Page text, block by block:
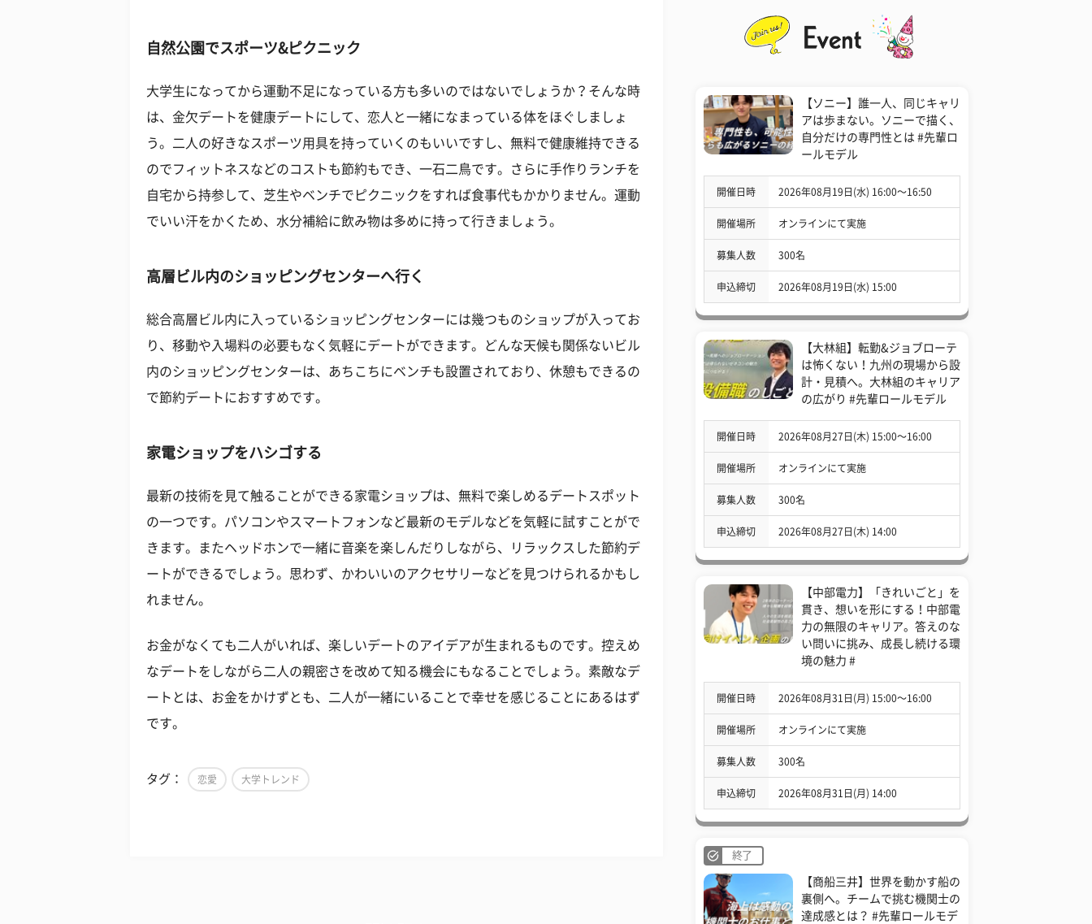
自然公園でスポーツ&ピクニック
大学生になってから運動不足になっている方も多いのではないでしょうか？そんな時
は、金欠デートを健康デートにして、恋人と一緒になまっている体をほぐしましょ
う。二人の好きなスポーツ用具を持っていくのもいいですし、無料で健康維持できる
のでフィットネスなどのコストも節約もでき、一石二鳥です。さらに手作りランチを
自宅から持参して、芝生やベンチでピクニックをすれば食事代もかかりません。運動
でいい汗をかくため、水分補給に飲み物は多めに持って行きましょう。
高層ビル内のショッピングセンターへ行く
総合高層ビル内に入っているショッピングセンターには幾つものショップが入ってお
り、移動や入場料の必要もなく気軽にデートができます。どんな天候も関係ないビル
内のショッピングセンターは、あちこちにベンチも設置されており、休憩もできるの
で節約デートにおすすめです。
家電ショップをハシゴする
最新の技術を見て触ることができる家電ショップは、無料で楽しめるデートスポット
の一つです。パソコンやスマートフォンなど最新のモデルなどを気軽に試すことがで
きます。またヘッドホンで一緒に音楽を楽しんだりしながら、リラックスした節約デ
ートができるでしょう。思わず、かわいいのアクセサリーなどを見つけられるかもし
れません。
お金がなくても二人がいれば、楽しいデートのアイデアが生まれるものです。控えめ
なデートをしながら二人の親密さを改めて知る機会にもなることでしょう。素敵なデ
ートとは、お金をかけずとも、二人が一緒にいることで幸せを感じることにあるはず
です。
タグ： 恋愛 大学トレンド
【ソニー】誰一人、同じキャリ
アは歩まない。ソニーで描く、
自分だけの専門性とは #先輩ロ
ールモデル
開催日時 2026年08月19日(水) 16:00〜16:50
開催場所 オンラインにて実施
募集人数 300名
申込締切 2026年08月19日(水) 15:00
【大林組】転勤&ジョブローテ
は怖くない！九州の現場から設
計・見積へ。大林組のキャリア
の広がり #先輩ロールモデル
開催日時 2026年08月27日(木) 15:00〜16:00
開催場所 オンラインにて実施
募集人数 300名
申込締切 2026年08月27日(木) 14:00
【中部電力】「きれいごと」を
貫き、想いを形にする！中部電
力の無限のキャリア。答えのな
い問いに挑み、成長し続ける環
境の魅力 #
開催日時 2026年08月31日(月) 15:00〜16:00
開催場所 オンラインにて実施
募集人数 300名
申込締切 2026年08月31日(月) 14:00
終了
【商船三井】世界を動かす船の
裏側へ。チームで挑む機関士の
達成感とは？ #先輩ロールモデ